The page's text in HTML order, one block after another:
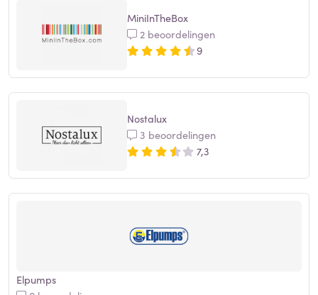
MiniInTheBox
2 beoordelingen
9
Nostalux
3 beoordelingen
7,3
Elpumps